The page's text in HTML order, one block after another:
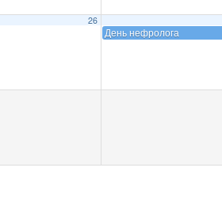
26
День нефролога